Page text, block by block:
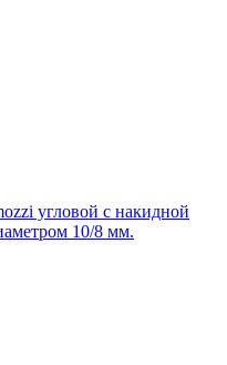
угловой с накидной
10/8 мм.